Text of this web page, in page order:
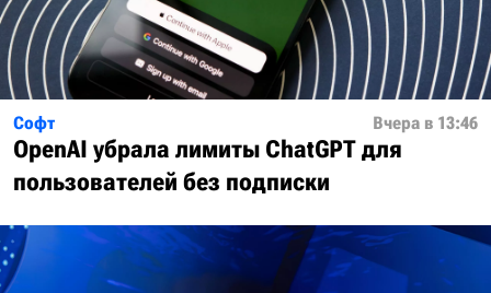
Софт Вчера в 13:46
OpenAI убрала лимиты ChatGPT для
пользователей без подписки